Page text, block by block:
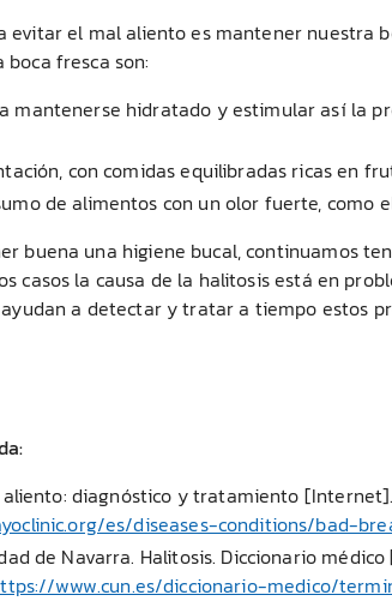
evitar el mal aliento es mantener nuestra
fresca son:
mantenerse hidratado y estimular así la
con comidas equilibradas ricas en
de alimentos con un olor fuerte, como
buena una higiene bucal, continuamos
casos la causa de la halitosis está en
a detectar y tratar a tiempo estos
aliento: diagnóstico y tratamiento
es/diseases-conditions/bad-
de Navarra. Halitosis. Diccionario
www.cun.es/diccionario-medico/